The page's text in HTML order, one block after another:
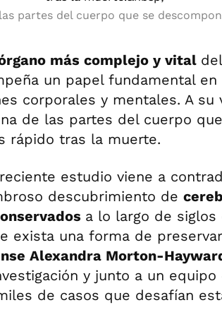
partes del cuerpo que se
más complejo y vital
un papel fundamental
corporales y mentales. A su
de las partes del cuerpo
rápido tras la muerte.
estudio viene a
descubrimiento de
a lo largo de siglos
exista una forma de
Alexandra Morton-
y junto a un
de casos que desafían